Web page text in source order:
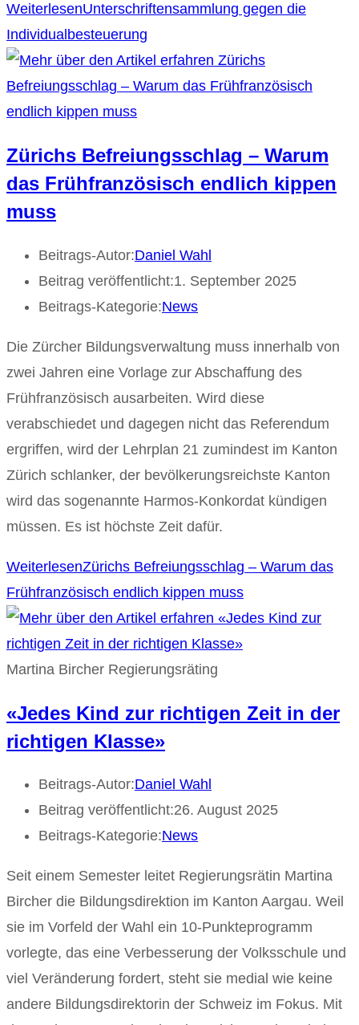
WeiterlesenUnterschriftensammlung gegen die
Individualbesteuerung
Zürichs Befreiungsschlag – Warum
das Frühfranzösisch endlich kippen
muss
Beitrags-Autor:Daniel Wahl
Beitrag veröffentlicht:1. September 2025
Beitrags-Kategorie:News
Die Zürcher Bildungsverwaltung muss innerhalb von
zwei Jahren eine Vorlage zur Abschaffung des
Frühfranzösisch ausarbeiten. Wird diese
verabschiedet und dagegen nicht das Referendum
ergriffen, wird der Lehrplan 21 zumindest im Kanton
Zürich schlanker, der bevölkerungsreichste Kanton
wird das sogenannte Harmos-Konkordat kündigen
müssen. Es ist höchste Zeit dafür.
WeiterlesenZürichs Befreiungsschlag – Warum das
Frühfranzösisch endlich kippen muss
Martina Bircher Regierungsräting
«Jedes Kind zur richtigen Zeit in der
richtigen Klasse»
Beitrags-Autor:Daniel Wahl
Beitrag veröffentlicht:26. August 2025
Beitrags-Kategorie:News
Seit einem Semester leitet Regierungsrätin Martina
Bircher die Bildungsdirektion im Kanton Aargau. Weil
sie im Vorfeld der Wahl ein 10-Punkteprogramm
vorlegte, das eine Verbesserung der Volksschule und
viel Veränderung fordert, steht sie medial wie keine
andere Bildungsdirektorin der Schweiz im Fokus. Mit